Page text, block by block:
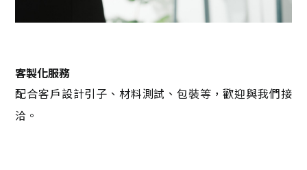
客製化服務
配合客戶設計引子、材料測試、包裝等，歡迎與我們接
洽。